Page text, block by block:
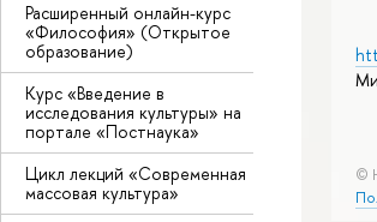
Расширенный онлайн-курс
«Философия» (Открытое
образование)
Курс «Введение в
исследования культуры» на
портале «Постнаука»
Цикл лекций «Современная
массовая культура»
©